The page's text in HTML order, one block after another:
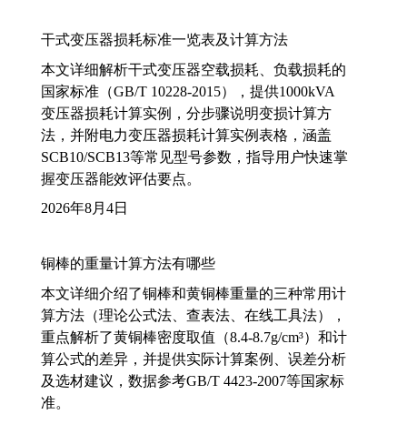
干式变压器损耗标准一览表及计算方法
本文详细解析干式变压器空载损耗、负载损耗的
国家标准（GB/T 10228-2015），提供1000kVA
变压器损耗计算实例，分步骤说明变损计算方
法，并附电力变压器损耗计算实例表格，涵盖
SCB10/SCB13等常见型号参数，指导用户快速掌
握变压器能效评估要点。
2026年8月4日
铜棒的重量计算方法有哪些
本文详细介绍了铜棒和黄铜棒重量的三种常用计
算方法（理论公式法、查表法、在线工具法），
重点解析了黄铜棒密度取值（8.4-8.7g/cm³）和计
算公式的差异，并提供实际计算案例、误差分析
及选材建议，数据参考GB/T 4423-2007等国家标
准。